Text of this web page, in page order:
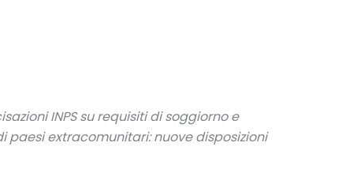
INPS su requisitidi soggiorno e
paesi extracomunitari:nuove disposizioni